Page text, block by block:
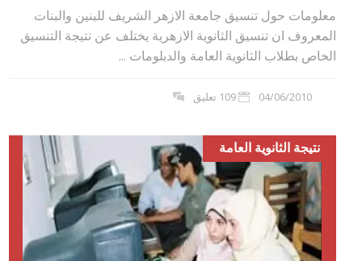
معلومات حول تنسيق جامعة الازهر الشريف للبنين والبنات
المعروف ان تنسيق الثانوية الازهرية يختلف عن نتيجة التنسيق
الخاص بطلاب الثانوية العامة والدبلومات ...
04/06/2010 109 تعليق
نتيجة الثانوية العامة